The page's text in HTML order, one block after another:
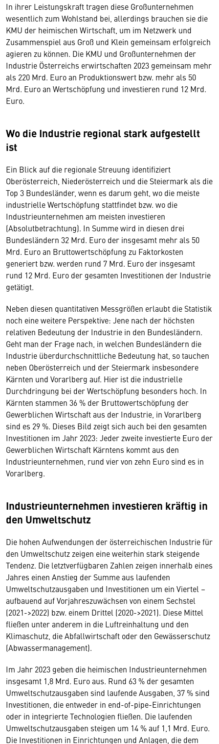
In ihrer Leistungskraft tragen diese Großunternehmen
wesentlich zum Wohlstand bei, allerdings brauchen sie die
KMU der heimischen Wirtschaft, um im Netzwerk und
Zusammenspiel aus Groß und Klein gemeinsam erfolgreich
agieren zu können. Die KMU und Großunternehmen der
Industrie Österreichs erwirtschaften 2023 gemeinsam mehr
als 220 Mrd. Euro an Produktionswert bzw. mehr als 50
Mrd. Euro an Wertschöpfung und investieren rund 12 Mrd.
Euro.
Wo die Industrie regional stark aufgestellt
ist
Ein Blick auf die regionale Streuung identifiziert
Oberösterreich, Niederösterreich und die Steiermark als die
Top 3 Bundesländer, wenn es darum geht, wo die meiste
industrielle Wertschöpfung stattfindet bzw. wo die
Industrieunternehmen am meisten investieren
(Absolutbetrachtung). In Summe wird in diesen drei
Bundesländern 32 Mrd. Euro der insgesamt mehr als 50
Mrd. Euro an Bruttowertschöpfung zu Faktorkosten
generiert bzw. werden rund 7 Mrd. Euro der insgesamt
rund 12 Mrd. Euro der gesamten Investitionen der Industrie
getätigt.
Neben diesen quantitativen Messgrößen erlaubt die Statistik
noch eine weitere Perspektive: Jene nach der höchsten
relativen Bedeutung der Industrie in den Bundesländern.
Geht man der Frage nach, in welchen Bundesländern die
Industrie überdurchschnittliche Bedeutung hat, so tauchen
neben Oberösterreich und der Steiermark insbesondere
Kärnten und Vorarlberg auf. Hier ist die industrielle
Durchdringung bei der Wertschöpfung besonders hoch. In
Kärnten stammen 36 % der Bruttowertschöpfung der
Gewerblichen Wirtschaft aus der Industrie, in Vorarlberg
sind es 29 %. Dieses Bild zeigt sich auch bei den gesamten
Investitionen im Jahr 2023: Jeder zweite investierte Euro der
Gewerblichen Wirtschaft Kärntens kommt aus den
Industrieunternehmen, rund vier von zehn Euro sind es in
Vorarlberg.
Industrieunternehmen investieren kräftig in
den Umweltschutz
Die hohen Aufwendungen der österreichischen Industrie für
den Umweltschutz zeigen eine weiterhin stark steigende
Tendenz. Die letztverfügbaren Zahlen zeigen innerhalb eines
Jahres einen Anstieg der Summe aus laufenden
Umweltschutzausgaben und Investitionen um ein Viertel –
aufbauend auf Vorjahreszuwächsen von einem Sechstel
(2021->2022) bzw. einem Drittel (2020->2021). Diese Mittel
fließen unter anderem in die Luftreinhaltung und den
Klimaschutz, die Abfallwirtschaft oder den Gewässerschutz
(Abwassermanagement).
Im Jahr 2023 geben die heimischen Industrieunternehmen
insgesamt 1,8 Mrd. Euro aus. Rund 63 % der gesamten
Umweltschutzausgaben sind laufende Ausgaben, 37 % sind
Investitionen, die entweder in end-of-pipe-Einrichtungen
oder in integrierte Technologien fließen. Die laufenden
Umweltschutzausgaben steigen um 14 % auf 1,1 Mrd. Euro.
Die Investitionen in Einrichtungen und Anlagen, die dem